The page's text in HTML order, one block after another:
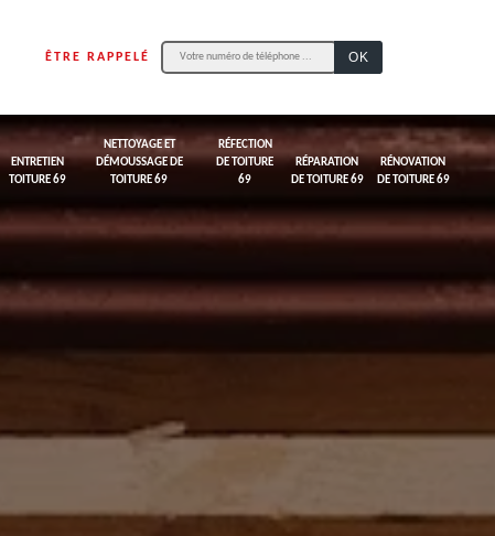
ÊTRE RAPPELÉ
ENTRETIEN
TOITURE 69
NETTOYAGE ET
DÉMOUSSAGE DE
TOITURE 69
RÉFECTION
DE TOITURE
69
RÉPARATION
DE TOITURE 69
RÉNOVATION
DE TOITURE 69